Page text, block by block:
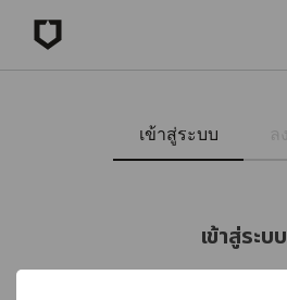
เข้าสู่ระบบ
เข้าสู่ระบบ